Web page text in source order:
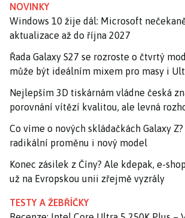
NOVINKY
Windows 10 žije dál: Microsoft
aktualizace až do října 2027
Řada Galaxy S27 se rozroste o čtvrtý
může být ideálním mixem pro masy i
Nejlepším 3D tiskárnám vládne česká
porovnání vítězí kvalitou, ale levná
Co víme o nových skládačkách Galaxy
radikální proměnu i nový model
Konec zásilek z Číny? Ale kdepak, e-
už na Evropskou unii zřejmě vyzrály
TESTY A ŽEBŘÍČKY